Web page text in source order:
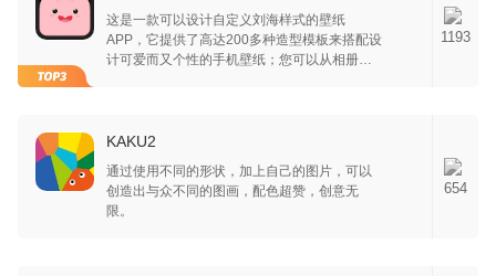
这是一款可以设计自定义刘海样式的壁纸
APP，它提供了高达200多种造型模板来搭配设
计可爱而又个性的手机壁纸；您可以从相册图
1193
KAKU2
通过使用不同的形状，加上自己的图片，可以
创造出与众不同的图画，配色超赞，创意无
限。
654